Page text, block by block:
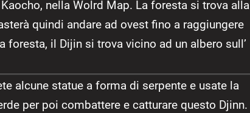
nella Wolrd Map. La foresta si trova alla
quindi andare ad ovest fino a raggiungere
foresta, il Dijin si trova vicino ad un albero sull’
alcune statue a forma di serpente e usate la
per poi combattere e catturare questo Djinn.